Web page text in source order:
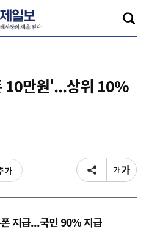
10만원'...상위 10%
가
지급...국민 90% 지급